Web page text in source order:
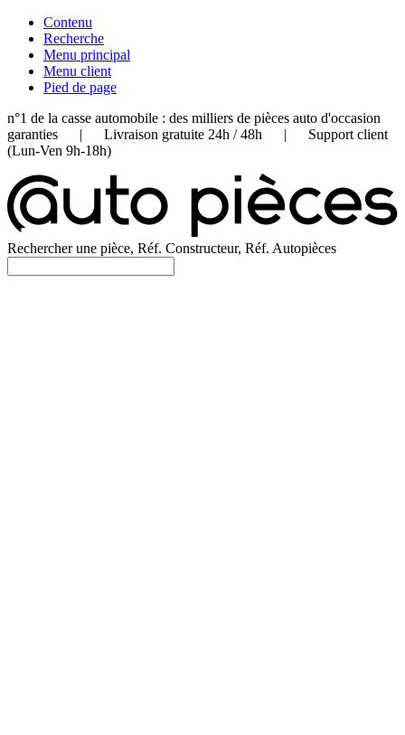
Contenu
Recherche
Menu principal
Menu client
Pied de page
n°1 de la casse automobile : des milliers de pièces auto d'occasion
garanties | Livraison gratuite 24h / 48h | Support client
(Lun-Ven 9h-18h)
Rechercher une pièce, Réf. Constructeur, Réf. Autopièces